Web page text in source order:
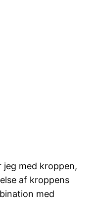
jeg med kroppen,
af kroppens
med